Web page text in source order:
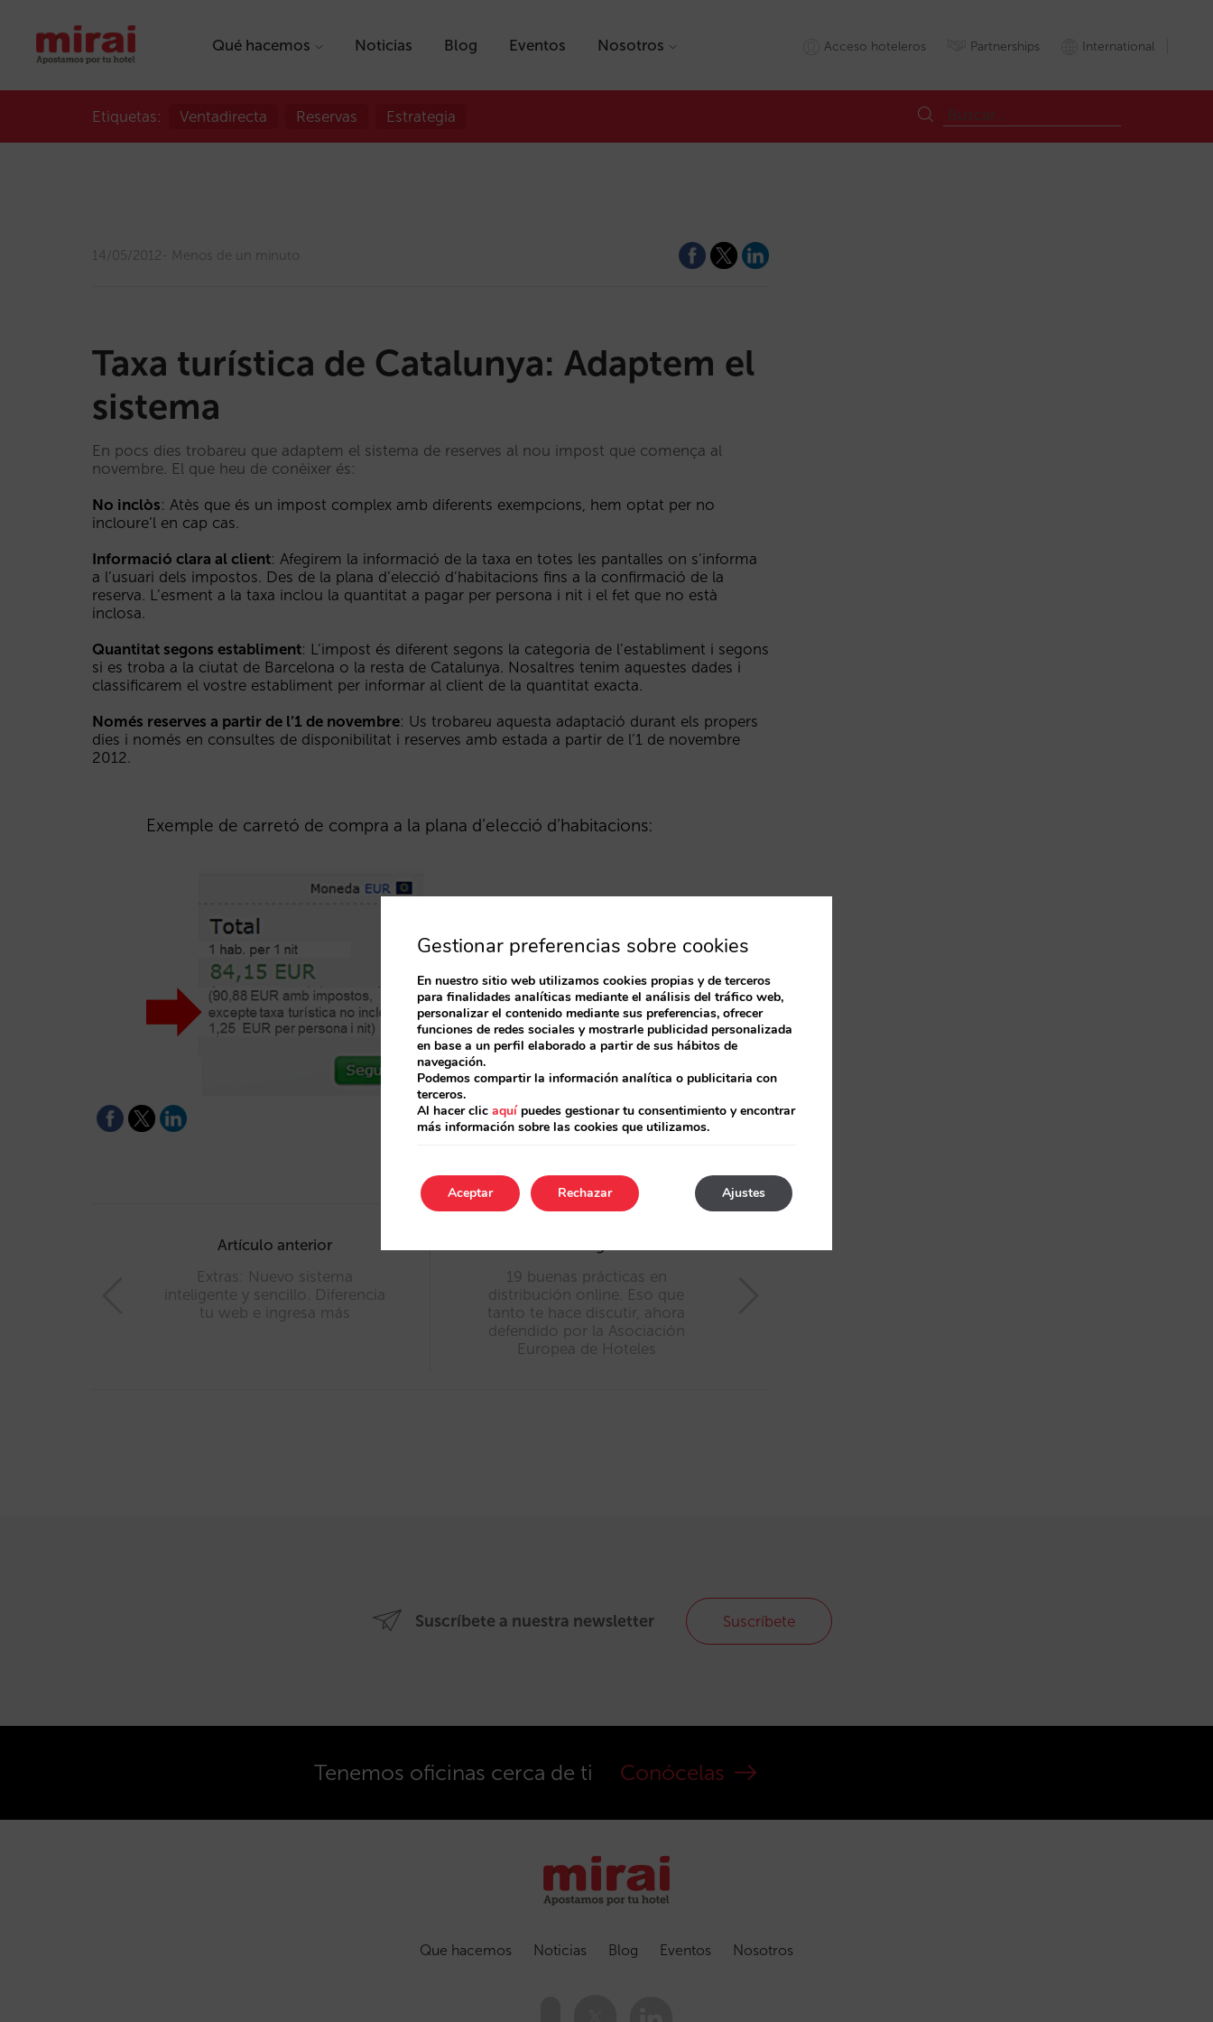
Qué hacemos Noticias Blog Eventos Nosotros Acceso hoteleros Partnerships International
Etiquetas: Ventadirecta Reservas Estrategia
14/05/2012 Menos de un minuto
Taxa turística de Catalunya: Adaptem el
sistema
En pocs dies trobareu que adaptem el sistema de reserves al nou impost que comença al
novembre. El que heu de conèixer és:
No inclòs: Atès que és un impost complex amb diferents exempcions, hem optat per no
incloure’l en cap cas.
Informació clara al client: Afegirem la informació de la taxa en totes les pantalles on s’informa
a l’usuari dels impostos. Des de la plana d’elecció d’habitacions fins a la confirmació de la
reserva. L’esment a la taxa inclou la quantitat a pagar per persona i nit i el fet que no està
inclosa.
Quantitat segons establiment: L’impost és diferent segons la categoria de l’establiment i segons
si es troba a la ciutat de Barcelona o la resta de Catalunya. Nosaltres tenim aquestes dades i
classificarem el vostre establiment per informar al client de la quantitat exacta.
Només reserves a partir de l’1 de novembre: Us trobareu aquesta adaptació durant els propers
dies i només en consultes de disponibilitat i reserves amb estada a partir de l’1 de novembre
2012.
Exemple de carretó de compra a la plana d’elecció d’habitacions:
Artículo anterior
Extras: Nuevo sistema
inteligente y sencillo. Diferencia
tu web e ingresa más
19 buenas prácticas en
distribución online. Eso que
tanto te hace discutir, ahora
defendido por la Asociación
Europea de Hoteles
Suscríbete a nuestra newsletter Suscríbete
Tenemos oficinas cerca de ti Conócelas
Que hacemos Noticias Blog Eventos Nosotros
Gestionar preferencias sobre cookies
En nuestro sitio web utilizamos cookies propias y de terceros
para finalidades analíticas mediante el análisis del tráfico web,
personalizar el contenido mediante sus preferencias, ofrecer
funciones de redes sociales y mostrarle publicidad personalizada
en base a un perfil elaborado a partir de sus hábitos de
navegación.
Podemos compartir la información analítica o publicitaria con
terceros.
Al hacer clic aquípuedes gestionar tu consentimiento y encontrar
más información sobre las cookies que utilizamos.
Aceptar Ajustes
Rechazar